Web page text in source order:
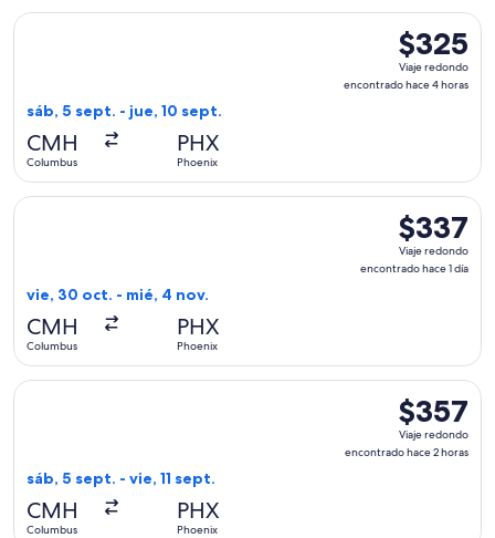
$325
Viaje
redondo,
$325
Viaje redondo
encontrado hace 4 horas
sáb, 5 sept. - jue, 10 sept.
CMH
Columbus
PHX
Phoenix
Seleccionar vuelo de United, con salida el sáb, 5 sept.
$337
Viaje
redondo,
$337
Viaje redondo
encontrado hace 1 día
vie, 30 oct. - mié, 4 nov.
CMH
Columbus
PHX
Phoenix
Seleccionar vuelo de Southwest Airlines, con salida el vie,
$357
Viaje
redondo,
$357
Viaje redondo
encontrado hace 2 horas
sáb, 5 sept. - vie, 11 sept.
CMH
Columbus
PHX
Phoenix
Seleccionar vuelo de Delta, con salida el sáb, 5 sept.